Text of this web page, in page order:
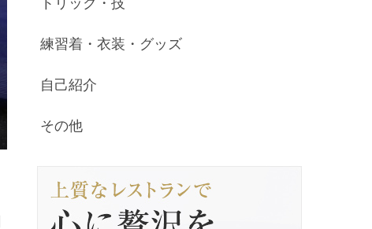
トリック・技
練習着・衣装・グッズ
自己紹介
その他